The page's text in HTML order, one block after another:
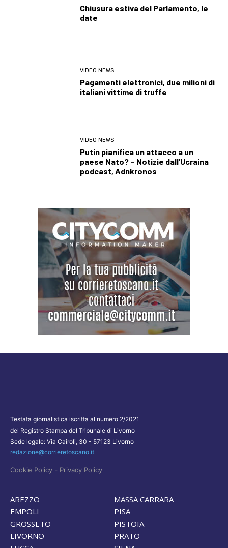
Chiusura estiva del Parlamento, le
date
VIDEO NEWS
Pagamenti elettronici, due milioni di
italiani vittime di truffe
VIDEO NEWS
Putin pianifica un attacco a un
paese Nato? – Notizie dall’Ucraina
podcast, Adnkronos
Testata giornalistica iscritta al numero 2/2021
del Registro Stampa del Tribunale di Livorno
Sede legale: Via Cairoli, 30 - 57123 Livorno
redazione@corrieretoscano.it
Cookie Policy - Privacy Policy
AREZZO
EMPOLI
GROSSETO
LIVORNO
MASSA CARRARA
PISA
PISTOIA
PRATO